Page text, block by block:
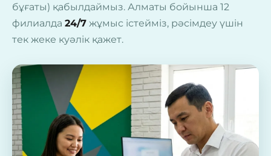
бұғаты) қабылдаймыз. Алматы бойынша 12
филиалда 24/7 жұмыс істейміз, рәсімдеу үшін
тек жеке куәлік қажет.